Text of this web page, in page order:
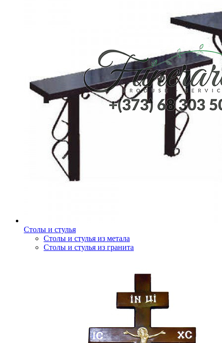
Столы и стулья
Столы и стулья из метала
Столы и стулья из гранита